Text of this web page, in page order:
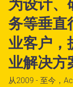
为设计、
务等垂直
业客户，
业解决方
从2009 - 至今，